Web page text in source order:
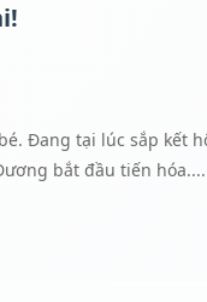
Đang tại lúc sắp kết
bắt đầu tiến